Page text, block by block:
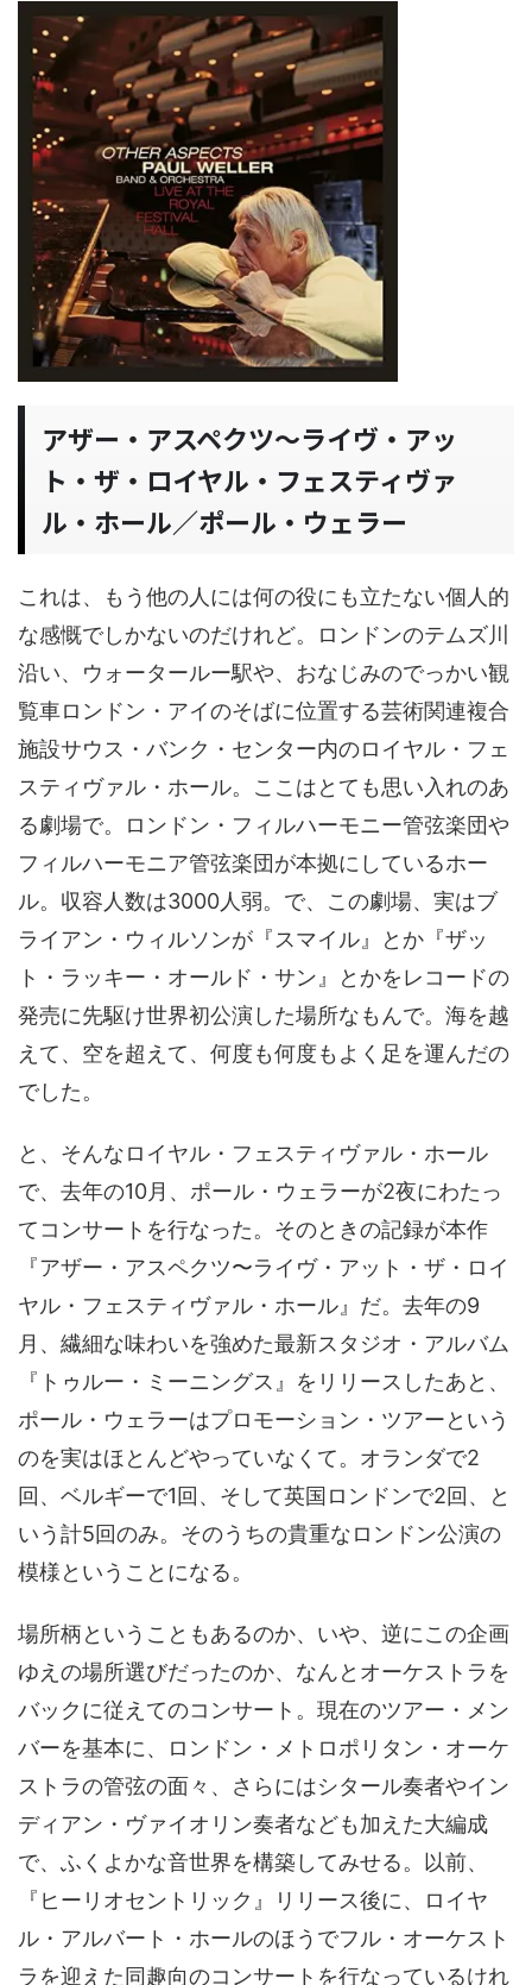
アザー・アスペクツ〜ライヴ・アッ
ト・ザ・ロイヤル・フェスティヴァ
ル・ホール／ポール・ウェラー
これは、もう他の人には何の役にも立たない個人的
な感慨でしかないのだけれど。ロンドンのテムズ川
沿い、ウォータールー駅や、おなじみのでっかい観
覧車ロンドン・アイのそばに位置する芸術関連複合
施設サウス・バンク・センター内のロイヤル・フェ
スティヴァル・ホール。ここはとても思い入れのあ
る劇場で。ロンドン・フィルハーモニー管弦楽団や
フィルハーモニア管弦楽団が本拠にしているホー
ル。収容人数は3000人弱。で、この劇場、実はブ
ライアン・ウィルソンが『スマイル』とか『ザッ
ト・ラッキー・オールド・サン』とかをレコードの
発売に先駆け世界初公演した場所なもんで。海を越
えて、空を超えて、何度も何度もよく足を運んだの
でした。
と、そんなロイヤル・フェスティヴァル・ホール
で、去年の10月、ポール・ウェラーが2夜にわたっ
てコンサートを行なった。そのときの記録が本作
『アザー・アスペクツ〜ライヴ・アット・ザ・ロイ
ヤル・フェスティヴァル・ホール』だ。去年の9
月、繊細な味わいを強めた最新スタジオ・アルバム
『トゥルー・ミーニングス』をリリースしたあと、
ポール・ウェラーはプロモーション・ツアーという
のを実はほとんどやっていなくて。オランダで2
回、ベルギーで1回、そして英国ロンドンで2回、と
いう計5回のみ。そのうちの貴重なロンドン公演の
模様ということになる。
場所柄ということもあるのか、いや、逆にこの企画
ゆえの場所選びだったのか、なんとオーケストラを
バックに従えてのコンサート。現在のツアー・メン
バーを基本に、ロンドン・メトロポリタン・オーケ
ストラの管弦の面々、さらにはシタール奏者やイン
ディアン・ヴァイオリン奏者なども加えた大編成
で、ふくよかな音世界を構築してみせる。以前、
『ヒーリオセントリック』リリース後に、ロイヤ
ル・アルバート・ホールのほうでフル・オーケスト
ラを迎えた同趣向のコンサートを行なっているけれ